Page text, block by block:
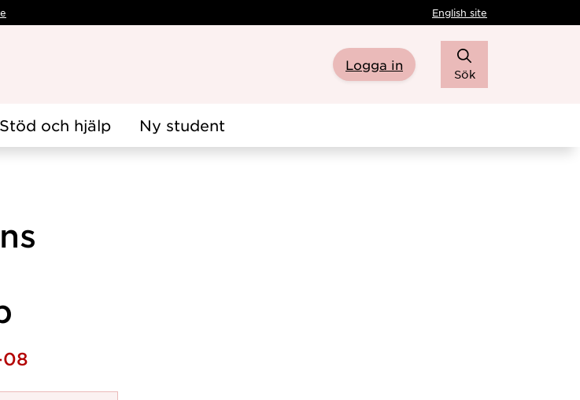
English site
Logga in
Sök
Stöd och hjälp Ny student
08